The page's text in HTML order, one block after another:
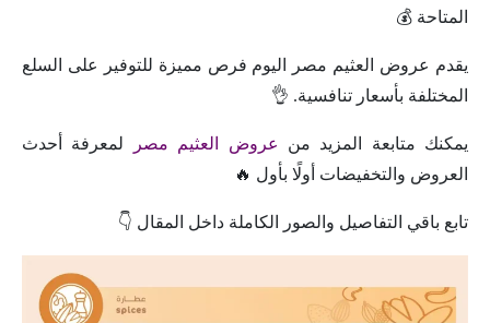
المتاحة 💰
يقدم عروض العثيم مصر اليوم فرص مميزة للتوفير على السلع
المختلفة بأسعار تنافسية. 👌
يمكنك متابعة المزيد من عروض العثيم مصر
لمعرفة أحدث
العروض والتخفيضات أولًا بأول 🔥
تابع باقي التفاصيل والصور الكاملة داخل المقال 👇